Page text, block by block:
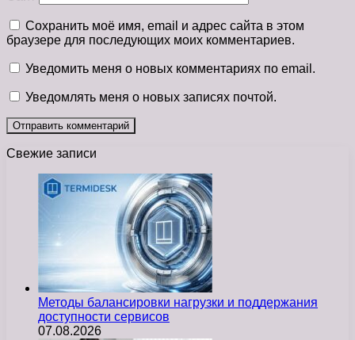
Сохранить моё имя, email и адрес сайта в этом
браузере для последующих моих комментариев.
Уведомить меня о новых комментариях по email.
Уведомлять меня о новых записях почтой.
Свежие записи
Методы балансировки нагрузки и поддержания
доступности сервисов
07.08.2026